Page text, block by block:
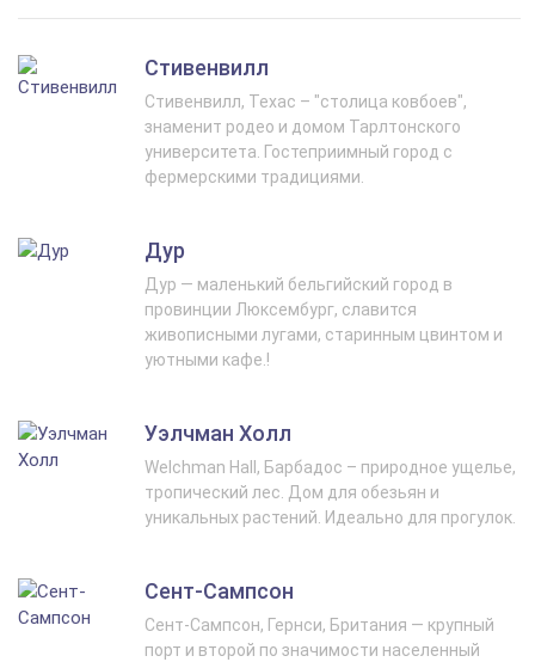
Стивенвилл
Стивенвилл, Техас – "столица ковбоев",
знаменит родео и домом Тарлтонского
университета. Гостеприимный город с
фермерскими традициями.
Дур
Дур — маленький бельгийский город в
провинции Люксембург, славится
живописными лугами, старинным цвинтом и
уютными кафе.!
Уэлчман Холл
Welchman Hall, Барбадос – природное ущелье,
тропический лес. Дом для обезьян и
уникальных растений. Идеально для прогулок.
Сент-Сампсон
Сент-Сампсон, Гернси, Британия — крупный
порт и второй по значимости населенный